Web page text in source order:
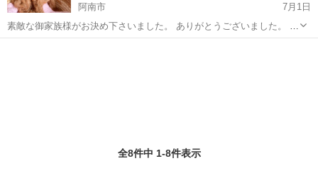
阿南市
7月1日
素敵な御家族様がお決め下さいました。 ありがとうございました。 ご
覧いただき、ありがとうございます。 タイニーサイズのトイプードル
全8件中 1-8件表示